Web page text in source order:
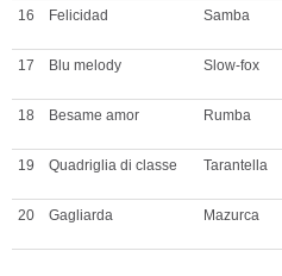
16 Felicidad Samba
17 Blu melody Slow-fox
18 Besame amor Rumba
19 Quadriglia di classe Tarantella
20 Gagliarda Mazurca